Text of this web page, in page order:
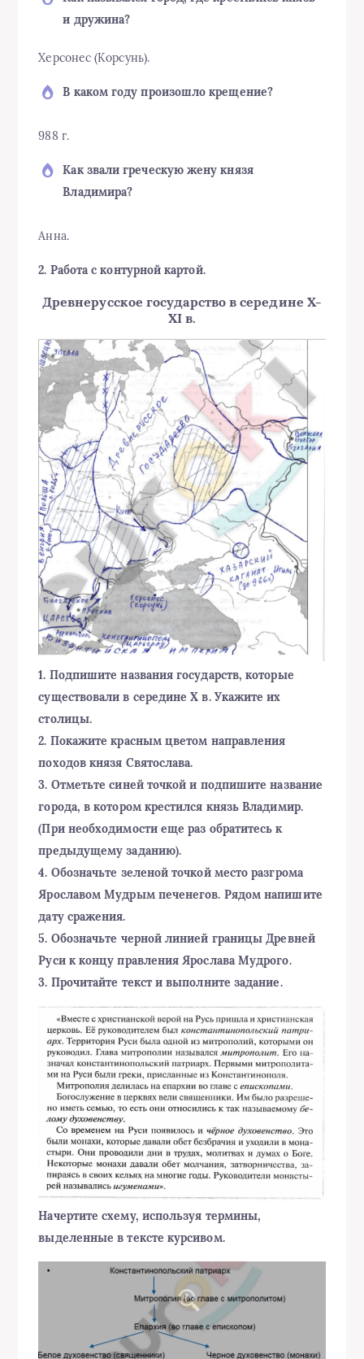
и дружина?
Херсонес (Корсунь).
В каком году произошло крещение?
988 г.
Как звали греческую жену князя
Владимира?
Анна.
2. Работа с контурной картой.
Древнерусское государство в середине X-
XI в.
1. Подпишите названия государств, которые
существовали в середине X в. Укажите их
столицы.
2. Покажите красным цветом направления
походов князя Святослава.
3. Отметьте синей точкой и подпишите название
города, в котором крестился князь Владимир.
(При необходимости еще раз обратитесь к
предыдущему заданию).
4. Обозначьте зеленой точкой место разгрома
Ярославом Мудрым печенегов. Рядом напишите
дату сражения.
5. Обозначьте черной линией границы Древней
Руси к концу правления Ярослава Мудрого.
3. Прочитайте текст и выполните задание.
Начертите схему, используя термины,
выделенные в тексте курсивом.